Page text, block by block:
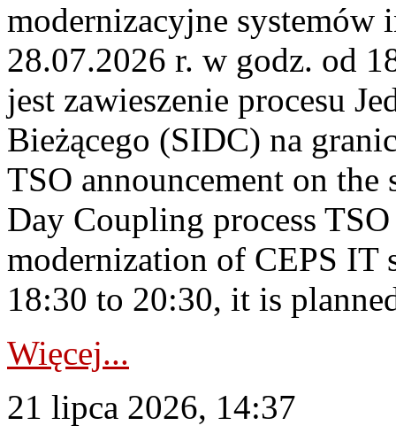
modernizacyjne
28.07.2026 r. w godz. od
jest zawieszenie procesu
Bieżącego (SIDC) na
TSO announcement on
Day Coupling process
modernization of CEPS IT
18:30 to 20:30, it is
Więcej...
21 lipca 2026, 14:37